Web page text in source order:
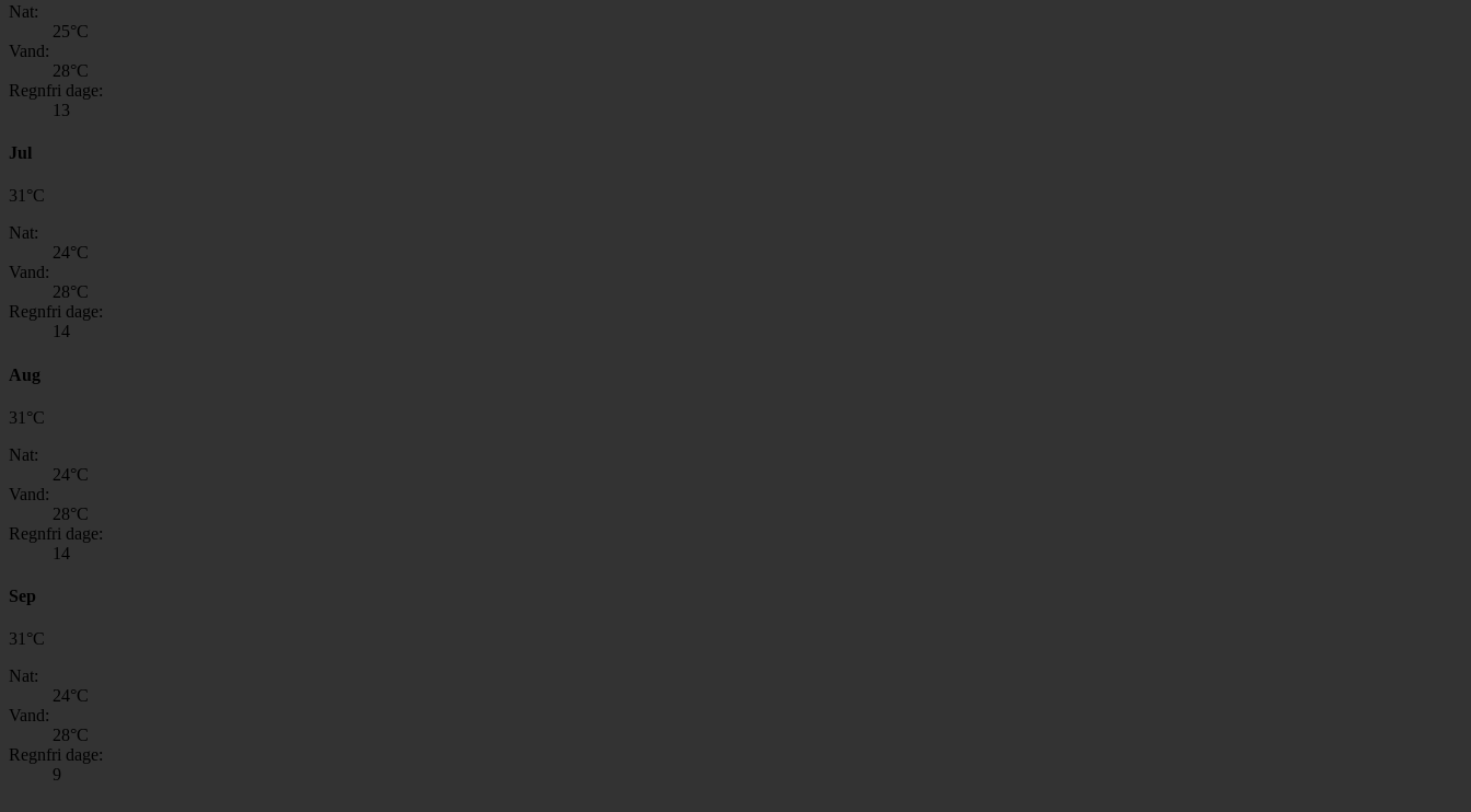
Nat:
25°C
Vand:
28°C
Regnfri dage:
13
Jul
31 °C
Nat:
24°C
Vand:
28°C
Regnfri dage:
14
Aug
31 °C
Nat:
24°C
Vand:
28°C
Regnfri dage:
14
Sep
31°C
Nat:
24°C
Vand:
28°C
Regnfri dage:
9